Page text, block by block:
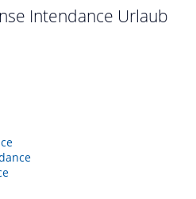
Intendance Urlaub